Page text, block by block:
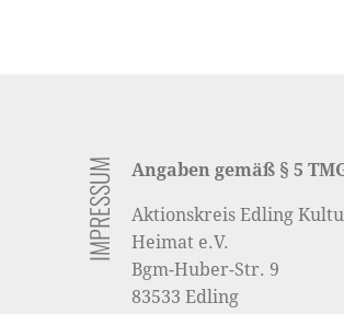
IMPRESSUM Angaben gemäß § 5
Aktionskreis Edling
Heimat e.V.
Bgm-Huber-Str. 9
83533 Edling